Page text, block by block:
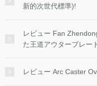
新的次世代標準)!
レビュー Fan
た王道アウターブレー
レビュー Arc Caster